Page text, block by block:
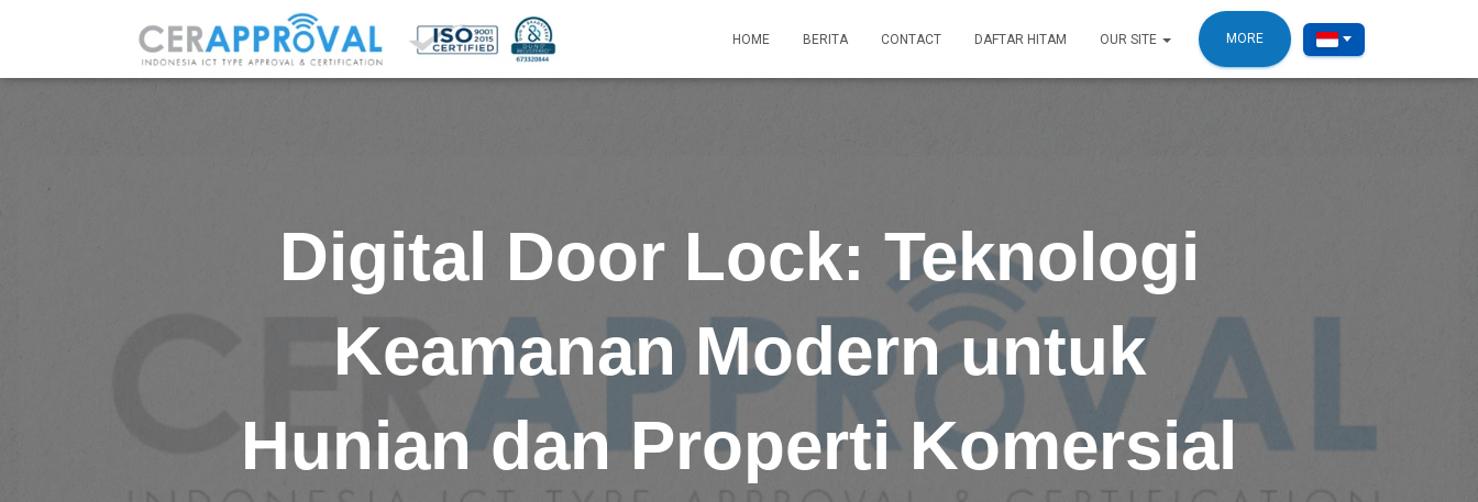
HOME BERITA CONTACT DAFTAR HITAM OUR SITE MORE
Digital Door Lock: Teknologi
Keamanan Modern untuk
Hunian dan Properti Komersial